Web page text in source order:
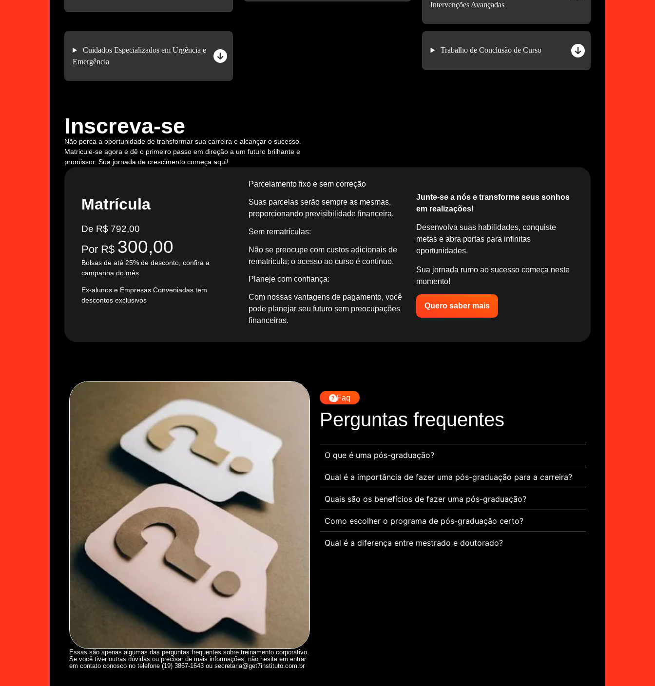
Intervenções Avançadas
Cuidados Especializados em Urgência e
Emergência
Trabalho de Conclusão de Curso
Inscreva-se
Não perca a oportunidade de transformar sua carreira e alcançar o sucesso.
Matricule-se agora e dê o primeiro passo em direção a um futuro brilhante e
promissor. Sua jornada de crescimento começa aqui!
Matrícula
De R$ 792,00
Por R$ 300,00
Bolsas de até 25% de desconto, confira a
campanha do mês.
Ex-alunos e Empresas Conveniadas tem
descontos exclusivos
Parcelamento fixo e sem correção
Suas parcelas serão sempre as mesmas,
proporcionando previsibilidade financeira.
Sem rematrículas:
Não se preocupe com custos adicionais de
rematrícula; o acesso ao curso é contínuo.
Planeje com confiança:
Com nossas vantagens de pagamento, você
pode planejar seu futuro sem preocupações
financeiras.
Junte-se a nós e transforme seus sonhos
em realizações!
Desenvolva suas habilidades, conquiste
metas e abra portas para infinitas
oportunidades.
Sua jornada rumo ao sucesso começa neste
momento!
Quero saber mais
Faq
Perguntas frequentes
O que é uma pós-graduação?
Qual é a importância de fazer uma pós-graduação para a carreira?
Quais são os benefícios de fazer uma pós-graduação?
Como escolher o programa de pós-graduação certo?
Qual é a diferença entre mestrado e doutorado?
Essas são apenas algumas das perguntas frequentes sobre treinamento corporativo.
Se você tiver outras dúvidas ou precisar de mais informações, não hesite em entrar
em contato conosco no telefone (19) 3867-1643 ou secretaria@get7instituto.com.br